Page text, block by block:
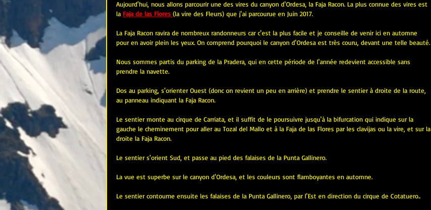
Aujourd'hui, nous allons parcourir une des vires du canyon d'Ordesa, la Faja Racon. La plus connue des vires est
la Faja de las Flores (la vire des Fleurs) que j'ai parcourue en Juin 2017.
La Faja Racon ravira de nombreux randonneurs car c'est la plus facile et je conseille de venir ici en automne
pour en avoir plein les yeux. On comprend pourquoi le canyon d'Ordesa est très couru, devant une telle beauté.
Nous sommes partis du parking de la Pradera, qui en cette période de l'année redevient accessible sans
prendre la navette.
Dos au parking, s'orienter Ouest (donc on revient un peu en arrière) et prendre le sentier à droite de la route,
au panneau indiquant la Faja Racon.
Le sentier monte au cirque de Carriata, et il suffit de le poursuivre jusqu'à la bifurcation qui indique sur la
gauche le cheminement pour aller au Tozal del Mallo et à la Faja de las Flores par les clavijas ou la vire, et sur la
droite la Faja Racon.
Le sentier s'orient Sud, et passe au pied des falaises de la Punta Gallinero.
La vue est superbe sur le canyon d'Ordesa, et les couleurs sont flamboyantes en automne.
Le sentier contourne ensuite les falaises de la Punta Gallinero, par l'Est en direction du cirque de Cotatuero..